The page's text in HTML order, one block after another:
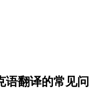
语翻译的常见问